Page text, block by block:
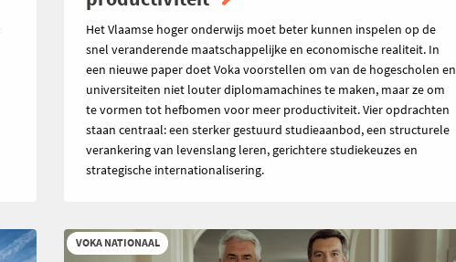
Het Vlaamse hoger onderwijs moet beter kunnen inspelen op de
snel veranderende maatschappelijke en economische realiteit. In
een nieuwe paper doet Voka voorstellen om van de hogescholen en
universiteiten niet louter diplomamachines te maken, maar ze om
te vormen tot hefbomen voor meer productiviteit. Vier opdrachten
staan centraal: een sterker gestuurd studieaanbod, een structurele
verankering van levenslang leren, gerichtere studiekeuzes en
strategische internationalisering.
VOKA NATIONAAL